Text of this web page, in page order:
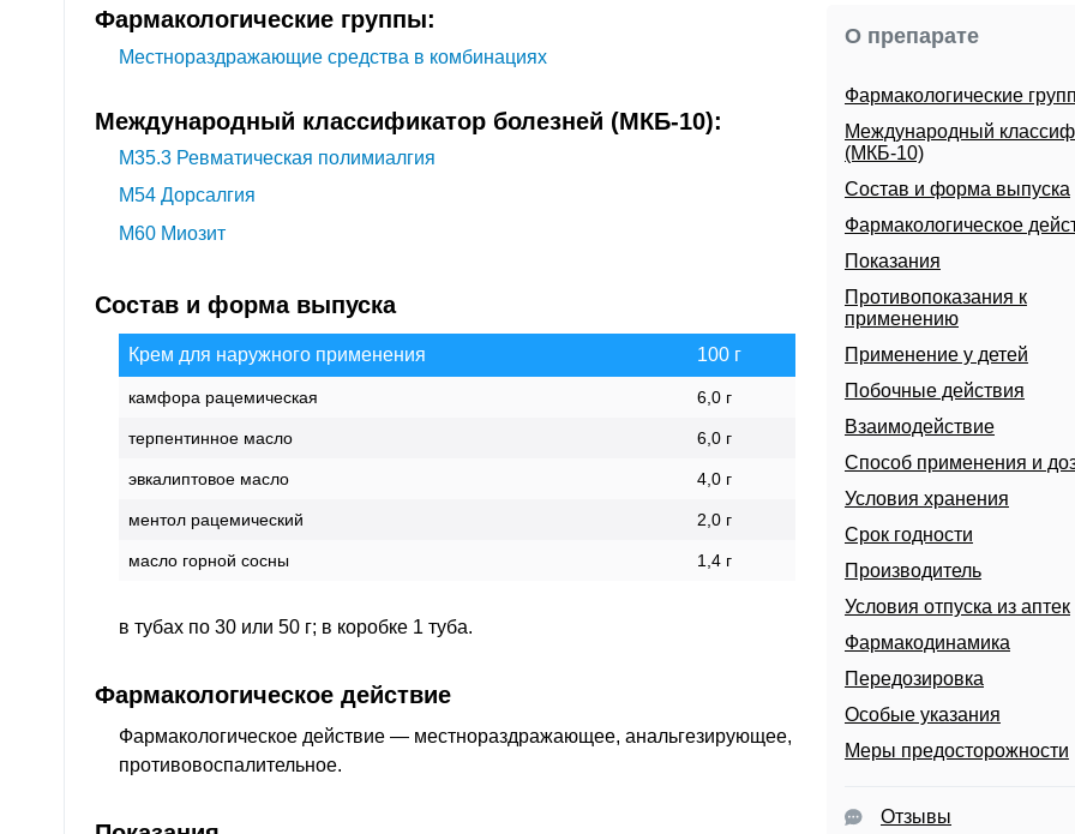
Фармакологические группы:
Местнораздражающие средства в комбинациях
Международный классификатор болезней (МКБ-10):
M35.3 Ревматическая полимиалгия
M54 Дорсалгия
M60 Миозит
Состав и форма выпуска
Крем для наружного применения 100 г
камфора рацемическая 6,0 г
терпентинное масло 6,0 г
эвкалиптовое масло 4,0 г
ментол рацемический 2,0 г
масло горной сосны 1,4 г
в тубах по 30 или 50 г; в коробке 1 туба.
Фармакологическое действие
Фармакологическое действие — местнораздражающее, анальгезирующее,
противовоспалительное.
О препарате
Фармакологические
Международный
(МКБ-10)
Состав и форма выпуска
Фармакологическое
Показания
Противопоказания к
применению
Применение у детей
Побочные действия
Взаимодействие
Способ применения и
Условия хранения
Срок годности
Производитель
Условия отпуска из аптек
Фармакодинамика
Передозировка
Особые указания
Меры предосторожности
Отзывы